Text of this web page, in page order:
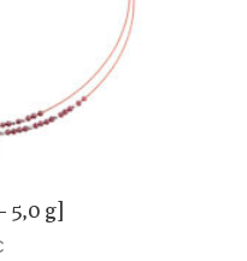
5,0 g]